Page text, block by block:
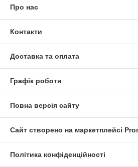
Про нас
Контакти
Доставка та оплата
Графік роботи
Повна версія сайту
Сайт створено на маркетплейсі
Політика конфіденційності